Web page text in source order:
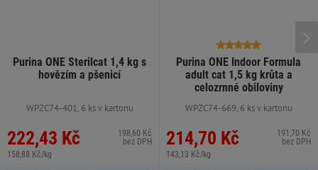
Purina ONE Sterilcat 1,4 kg s
hovězím a pšenicí
WPZC74-401, 6 ks v kartonu
222,43 Kč
158,88 Kč/kg
198,60 Kč
bez DPH
Purina ONE Indoor Formula
adult cat 1,5 kg krůta a
celozrnné obiloviny
WPZC74-669, 6 ks v kartonu
214,70 Kč
143,13 Kč/kg
191,70 Kč
bez DPH